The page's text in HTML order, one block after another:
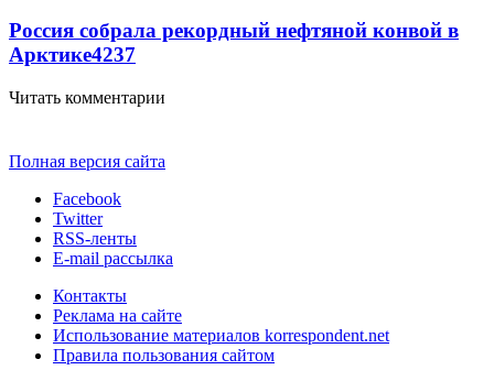
Россия собрала рекордный нефтяной конвой в
Арктике4237
Читать комментарии
Полная версия сайта
Facebook
Twitter
RSS-ленты
E-mail рассылка
Контакты
Реклама на сайте
Использование материалов korrespondent.net
Правила пользования сайтом